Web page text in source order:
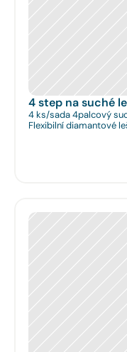
4 step na suché
4 ks/sada 4palcový
Flexibilní diamantové